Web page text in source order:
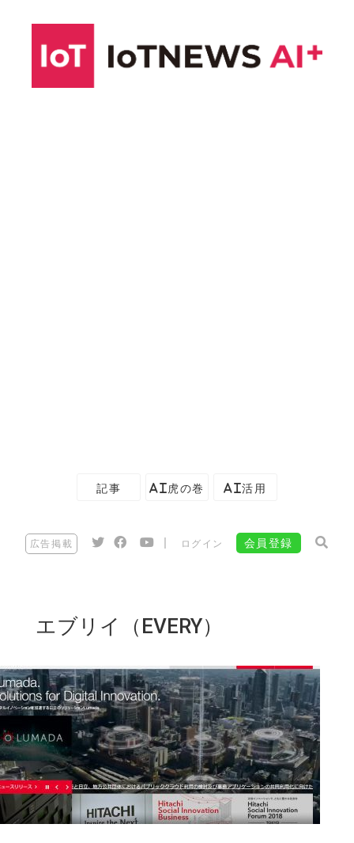
記事 AI虎の巻 AI活用
広告掲載 ログイン 会員登録
エブリイ（EVERY）